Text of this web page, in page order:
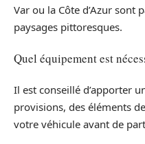
Var ou la Côte d’Azur sont
paysages pittoresques.
Quel équipement est
Il est conseillé d’apporter
provisions, des éléments
votre véhicule avant de